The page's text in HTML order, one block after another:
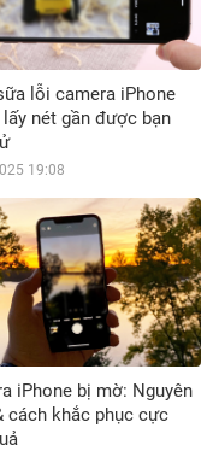
lỗi camera iPhone
lấy nét gần được bạn
19:08
iPhone bị mờ: Nguyên
cách khắc phục cực